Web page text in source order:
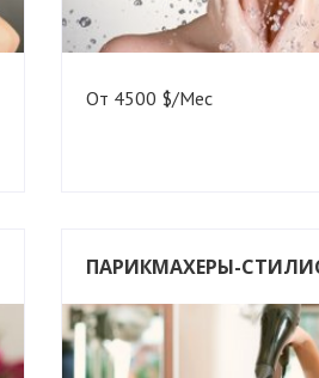
От 4500 $/Мес
ПАРИКМАХЕРЫ-